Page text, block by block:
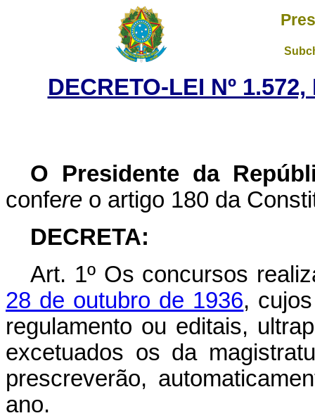
DECRETO-LEI Nº
O Presidente da
confere o artigo 180 da
DECRETA:
Art. 1º Os concursos
28 de outubro de 1936,
regulamento ou editais,
excetuados os da
prescreverão,
ano.